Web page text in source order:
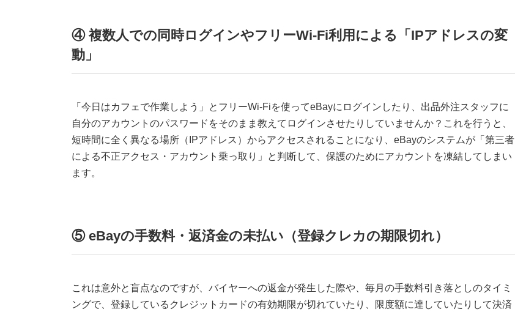
④ 複数人での同時ログインやフリーWi-Fi利用による「IPアドレスの変
動」
「今日はカフェで作業しよう」とフリーWi-Fiを使ってeBayにログインしたり、出品外注スタッフに
自分のアカウントのパスワードをそのまま教えてログインさせたりしていませんか？これを行うと、
短時間に全く異なる場所（IPアドレス）からアクセスされることになり、eBayのシステムが「第三者
による不正アクセス・アカウント乗っ取り」と判断して、保護のためにアカウントを凍結してしまい
ます。
⑤ eBayの手数料・返済金の未払い（登録クレカの期限切れ）
これは意外と盲点なのですが、バイヤーへの返金が発生した際や、毎月の手数料引き落としのタイミ
ングで、登録しているクレジットカードの有効期限が切れていたり、限度額に達していたりして決済